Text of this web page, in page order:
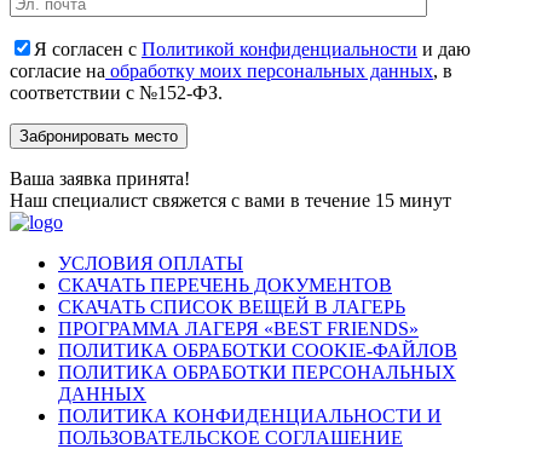
Я согласен с Политикой конфиденциальности и даю
согласие на обработку моих персональных данных, в
соответствии с №152-ФЗ.
Ваша заявка принята!
Наш специалист свяжется с вами в течение 15 минут
УСЛОВИЯ ОПЛАТЫ
СКАЧАТЬ ПЕРЕЧЕНЬ ДОКУМЕНТОВ
СКАЧАТЬ СПИСОК ВЕЩЕЙ В ЛАГЕРЬ
ПРОГРАММА ЛАГЕРЯ «BEST FRIENDS»
ПОЛИТИКА ОБРАБОТКИ COOKIE-ФАЙЛОВ
ПОЛИТИКА ОБРАБОТКИ ПЕРСОНАЛЬНЫХ
ДАННЫХ
ПОЛИТИКА КОНФИДЕНЦИАЛЬНОСТИ И
ПОЛЬЗОВАТЕЛЬСКОЕ СОГЛАШЕНИЕ